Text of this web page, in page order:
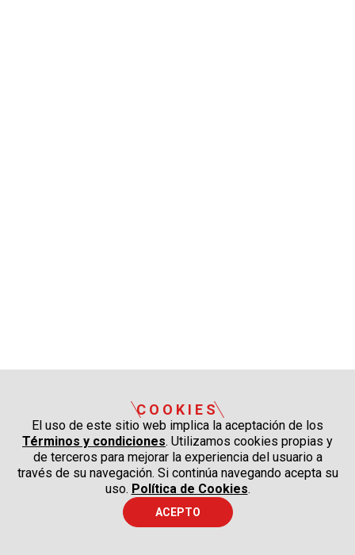
COOKIES
El uso de este sitio web implica la aceptación de los
Términos y condiciones. Utilizamos cookies propias y
de terceros para mejorar la experiencia del usuario a
través de su navegación. Si continúa navegando acepta su
uso. Política de Cookies.
ACEPTO